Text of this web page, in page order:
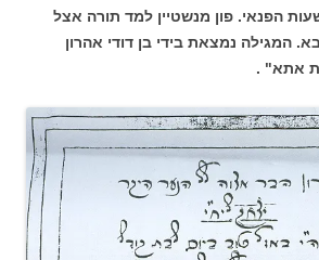
הפנאי. פון מנשטיין למד תורה אצל
המגילה נמצאת בידי בן דודי אהרון
אתא" .